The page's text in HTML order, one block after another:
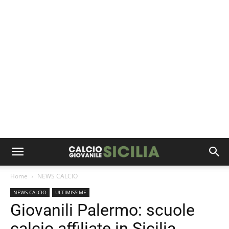
Home NEWS CALCIO
NEWS CALCIO ULTIMISSIME
Giovanili Palermo: scuole